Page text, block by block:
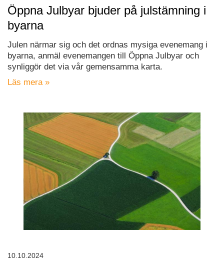
Öppna Julbyar bjuder på julstämning i
byarna
Julen närmar sig och det ordnas mysiga evenemang i
byarna, anmäl evenemangen till Öppna Julbyar och
synliggör det via vår gemensamma karta.
Läs mera »
10.10.2024